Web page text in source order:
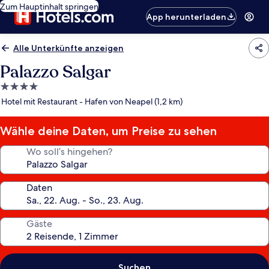
Zum Hauptinhalt springen
App herunterladen
Alle Unterkünfte anzeigen
Palazzo Salgar
4.0-
Sterne-
Hotel mit Restaurant - Hafen von Neapel (1,2 km)
Wähle deine Daten, um Preise zu sehen
Wo soll’s hingehen?
Daten
Gäste